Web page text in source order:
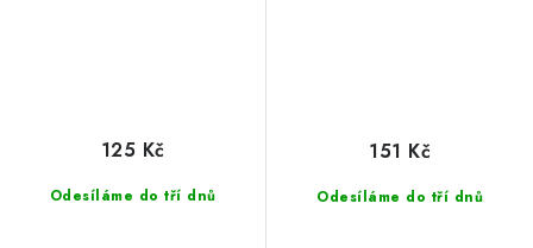
Odesíláme do tří dnů
125 Kč
Odesíláme do tří dnů
151 Kč